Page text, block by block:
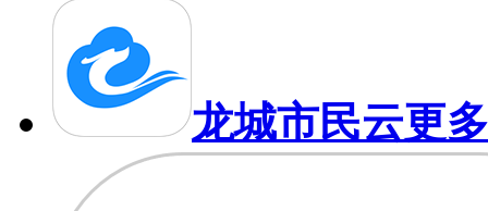
龙城市民云更